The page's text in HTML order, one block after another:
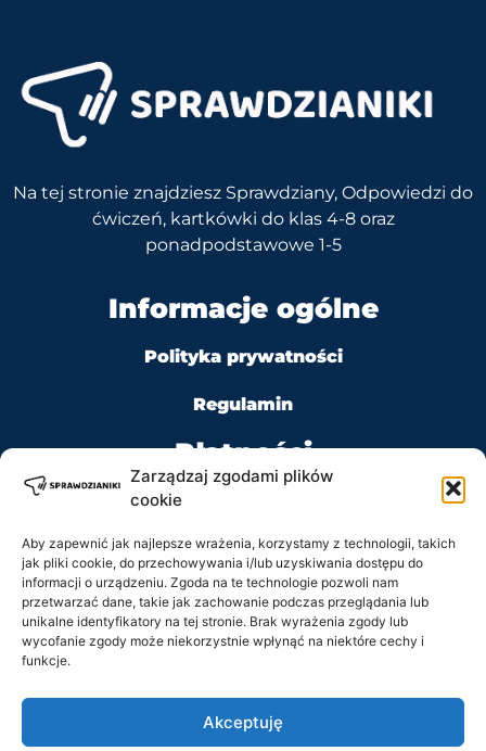
Zarządzaj zgodami plików
cookie
Aby zapewnić jak najlepsze wrażenia, korzystamy z technologii, takich
jak pliki cookie, do przechowywania i/lub uzyskiwania dostępu do
informacji o urządzeniu. Zgoda na te technologie pozwoli nam
przetwarzać dane, takie jak zachowanie podczas przeglądania lub
unikalne identyfikatory na tej stronie. Brak wyrażenia zgody lub
wycofanie zgody może niekorzystnie wpłynąć na niektóre cechy i
funkcje.
Akceptuję
Na tej stronie znajdziesz Sprawdziany, Odpowiedzi do
ćwiczeń, kartkówki do klas 4-8 oraz
ponadpodstawowe 1-5
Informacje ogólne
Polityka prywatności
Regulamin
Płatności
Kontakt
Tel: +48 728 484 484